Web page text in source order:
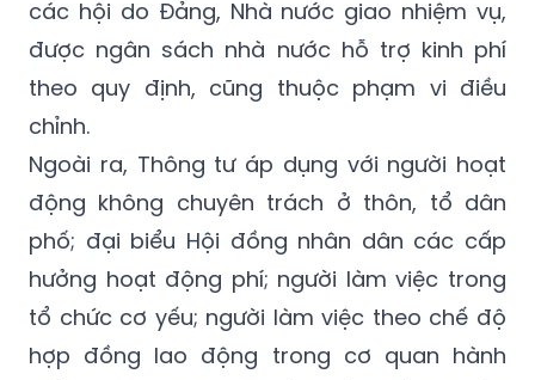
Người hưởng lương làm việc trong chỉ tiêu
biên chế được cấp có thẩm quyền giao tại
các hội do Đảng, Nhà nước giao nhiệm vụ,
được ngân sách nhà nước hỗ trợ kinh phí
theo quy định, cũng thuộc phạm vi điều
chỉnh.
Ngoài ra, Thông tư áp dụng với người hoạt
động không chuyên trách ở thôn, tổ dân
phố; đại biểu Hội đồng nhân dân các cấp
hưởng hoạt động phí; người làm việc trong